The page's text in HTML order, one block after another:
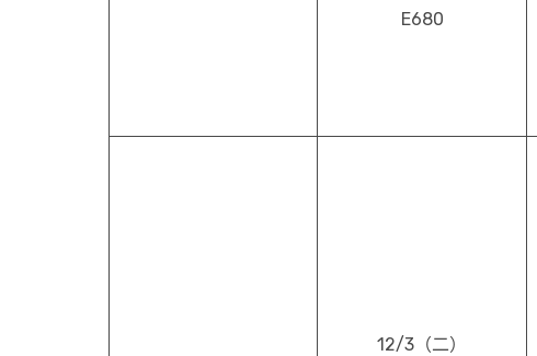
E680
12/3（二）